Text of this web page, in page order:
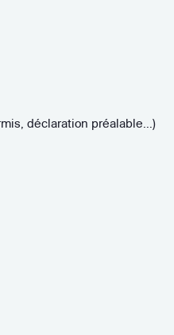
déclaration préalable...)